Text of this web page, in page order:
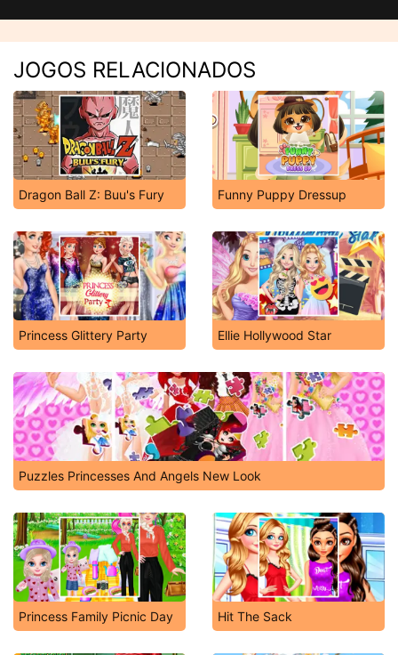
JOGOS RELACIONADOS
Dragon Ball Z: Buu's Fury Funny Puppy Dressup
Princess Glittery Party Ellie Hollywood Star
Puzzles Princesses And Angels New Look
Princess Family Picnic Day Hit The Sack